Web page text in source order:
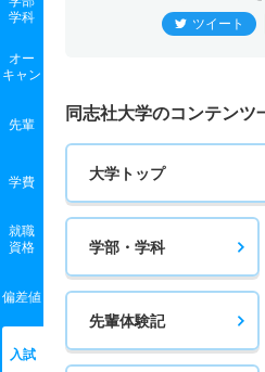
学科
オー
キャン
先輩
学費
就職
資格
偏差値
入試
ツイート
同志社大学のコンテンツ
大学トップ
学部・学科
先輩体験記